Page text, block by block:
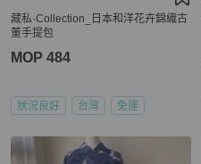
藏私·Collection_日本和洋花卉錦織古
董手提包
MOP 484
狀況良好 台灣 免運